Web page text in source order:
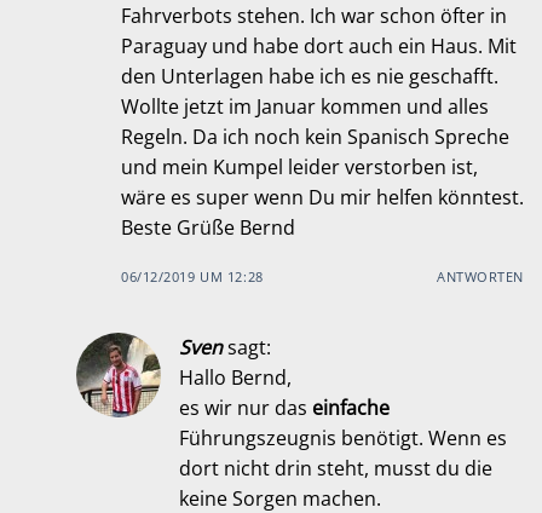
Fahrverbots stehen. Ich war schon öfter in
Paraguay und habe dort auch ein Haus. Mit
den Unterlagen habe ich es nie geschafft.
Wollte jetzt im Januar kommen und alles
Regeln. Da ich noch kein Spanisch Spreche
und mein Kumpel leider verstorben ist,
wäre es super wenn Du mir helfen könntest.
Beste Grüße Bernd
06/12/2019 UM 12:28 ANTWORTEN
Svensagt:
Hallo Bernd,
es wir nur das einfache
Führungszeugnis benötigt. Wenn es
dort nicht drin steht, musst du die
keine Sorgen machen.